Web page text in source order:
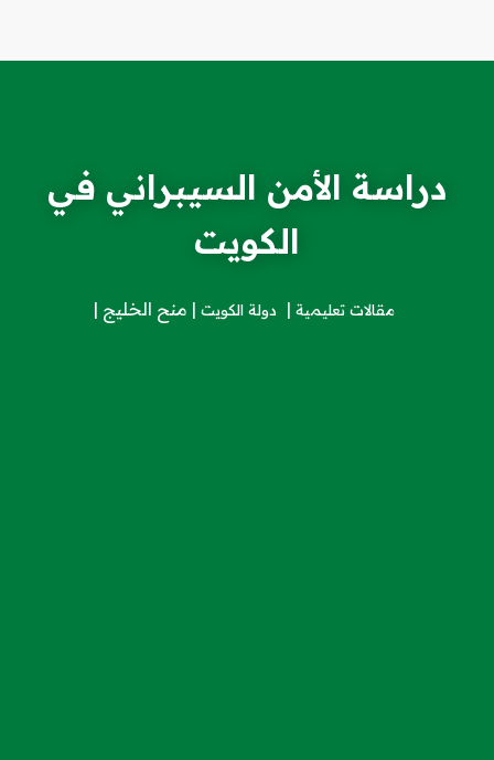
دراسة الأمن السيبراني في
الكويت
مقالات تعليمية دولة الكويت منح الخليج